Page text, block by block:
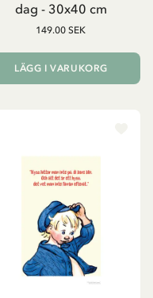
dag - 30x40 cm
149.00 SEK
LÄGG I VARUKORG